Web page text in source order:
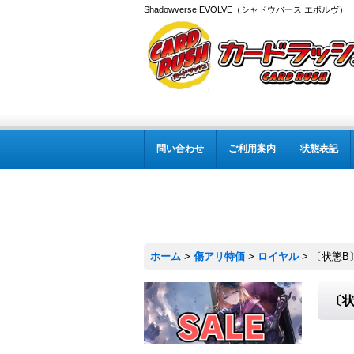
Shadowverse EVOLVE（シャドウバース エボルヴ
問い合わせ ご利用案内 状態表記
ホーム > 傷アリ特価 > ロイヤル > 〔状態
〔